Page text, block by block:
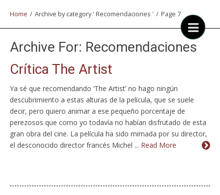
Home / Archive by category ' Recomendaciones ' / Page 7
Archive For: Recomendaciones
Crítica The Artist
Ya sé que recomendando ‘The Artist’ no hago ningún
descubrimiento a estas alturas de la película, que se suele
decir, pero quiero animar a ese pequeño porcentaje de
perezosos que como yo todavía no habían disfrutado de esta
gran obra del cine. La película ha sido mimada por su director,
el desconocido director francés Michel ... Read More